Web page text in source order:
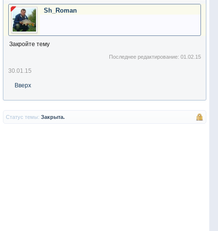
Sh_Roman
Закройте тему
Последнее редактирование:01.02.15
30.01.15
Вверх
Статус темы: Закрыта.